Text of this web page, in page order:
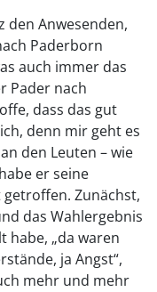
den Anwesenden,
Paderborn
auch immer das
Pader nach
dass das gut
denn mir geht es
den Leuten – wie
er seine
Zunächst,
das Wahlergebnis
habe, „da waren
ja Angst“,
mehr und mehr